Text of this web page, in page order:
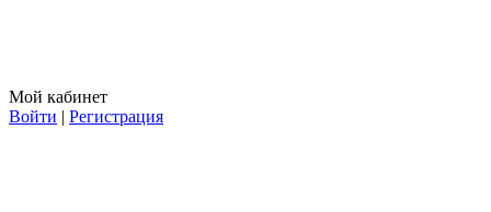
Мой кабинет
Войти | Регистрация